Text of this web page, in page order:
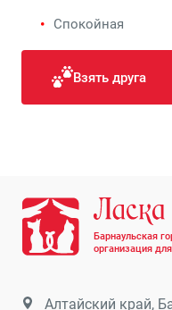
Спокойная
Взять друга
Барнаульская
организация
Алтайский край,